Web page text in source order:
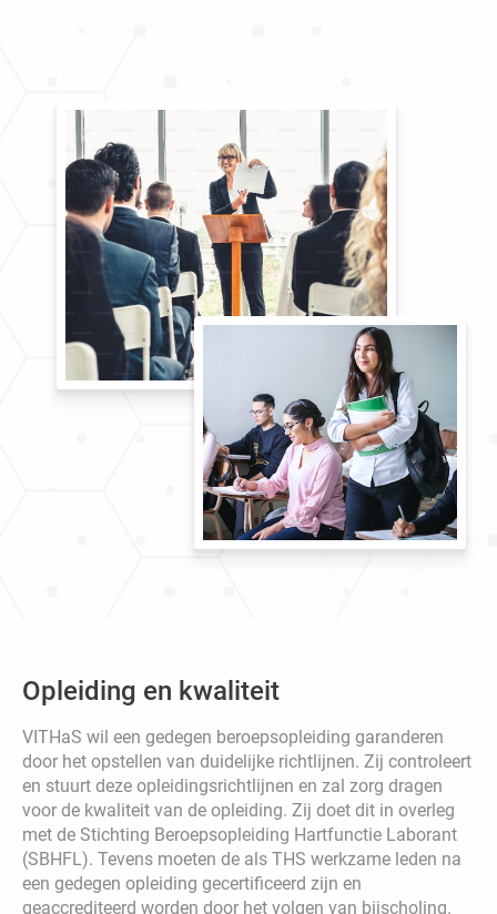
Opleiding en kwaliteit
VITHaS wil een gedegen beroepsopleiding garanderen
door het opstellen van duidelijke richtlijnen. Zij controleert
en stuurt deze opleidingsrichtlijnen en zal zorg dragen
voor de kwaliteit van de opleiding. Zij doet dit in overleg
met de Stichting Beroepsopleiding Hartfunctie Laborant
(SBHFL). Tevens moeten de als THS werkzame leden na
een gedegen opleiding gecertificeerd zijn en
geaccrediteerd worden door het volgen van bijscholing.